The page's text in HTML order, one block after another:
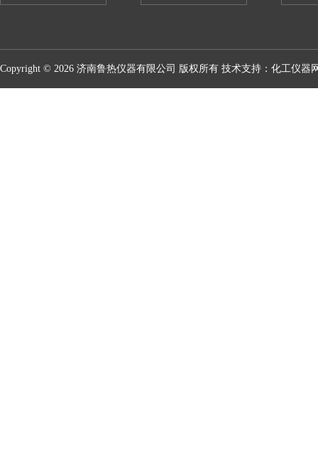
Copyright © 2026 济南鲁热仪器有限公司 版权所有 技术支持： 化工仪器